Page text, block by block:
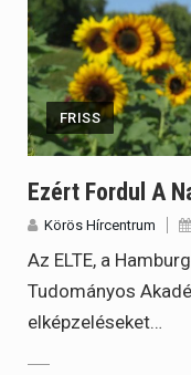
FRISS
Ezért Fordul A
Körös Hírcentrum
Az ELTE, a
Tudományos
elképzeléseket…